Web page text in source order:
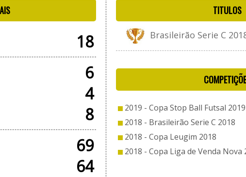
18
6
4
8
69
64
TITULOS
Brasileirão Serie C
2019 - Copa Stop Ball Futsal 2019
2018 - Brasileirão Serie C 2018
2018 - Copa Leugim 2018
2018 - Copa Liga de Venda Nova